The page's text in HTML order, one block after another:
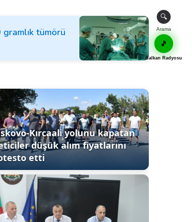
gramlık tümörü
Kırcaali yolunu kapatan
düşük alım fiyatlarını
etti
🔍
Arama
🎵
Balkan Radyosu